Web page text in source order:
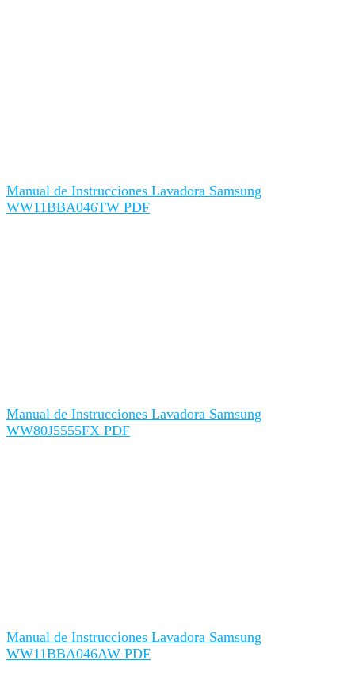
Manual de Instrucciones Lavadora Samsung
WW11BBA046TW PDF
Manual de Instrucciones Lavadora Samsung
WW80J5555FX PDF
Manual de Instrucciones Lavadora Samsung
WW11BBA046AW PDF